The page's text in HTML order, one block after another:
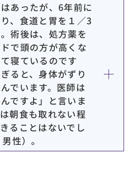
あったが、6年前に
、食道と胃を１／3
術後は、処方薬を
で頭の方が高くな
寝ているのです
ると、身体がずり
でいます。医師は
ですよ」と言いま
朝食も取れない程
ることはないでし
性）。